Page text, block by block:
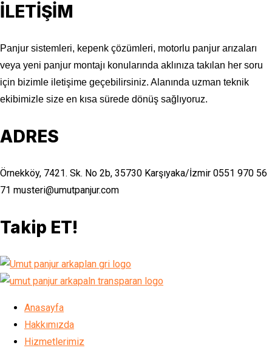
İLETİŞİM
Panjur sistemleri, kepenk çözümleri, motorlu panjur arızaları
veya yeni panjur montajı konularında aklınıza takılan her soru
için bizimle iletişime geçebilirsiniz. Alanında uzman teknik
ekibimizle size en kısa sürede dönüş sağlıyoruz.
ADRES
Örnekköy, 7421. Sk. No 2b, 35730 Karşıyaka/İzmir 0551 970 56
71 musteri@umutpanjur.com
Takip ET!
Anasayfa
Hakkımızda
Hizmetlerimiz